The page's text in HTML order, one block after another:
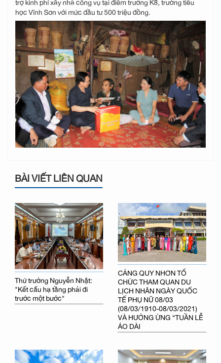
học Vĩnh Sơn với mức đầu tư 500 triệu đồng.
BÀI VIẾT LIÊN QUAN
Thứ trưởng Nguyễn Nhật:
"Kết cấu hạ tầng phải đi
trước một bước"
CẢNG QUY NHƠN TỔ
CHỨC THAM QUAN DU
LỊCH NHÂN NGÀY QUỐC
TẾ PHỤ NỮ 08/03
(08/03/1910-08/03/2021)
VÀ HƯỞNG ỨNG “TUẦN LỄ
ÁO DÀI